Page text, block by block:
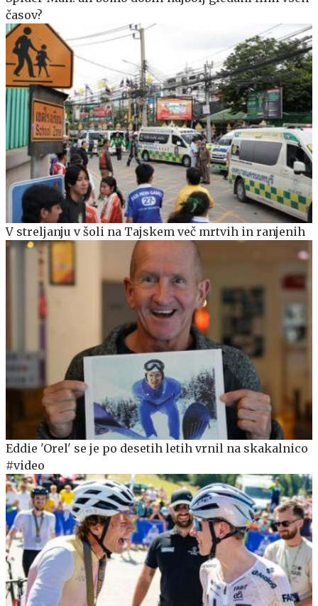
časov?
V streljanju v šoli na Tajskem več mrtvih in ranjenih
Eddie 'Orel' se je po desetih letih vrnil na skakalnico
#video